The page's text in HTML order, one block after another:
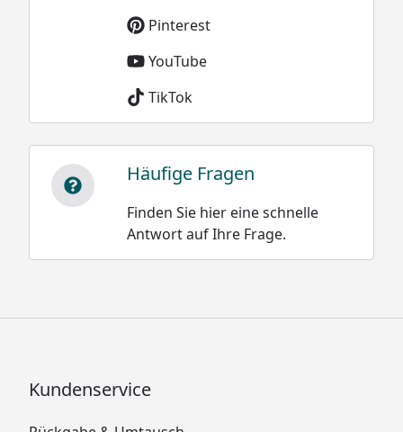
Pinterest
YouTube
TikTok
Häufige Fragen
Finden Sie hier eine schnelle
Antwort auf Ihre Frage.
Kundenservice